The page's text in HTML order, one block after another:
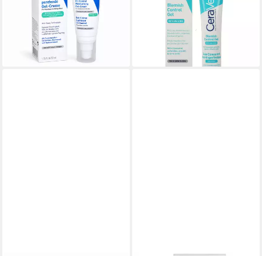
Control Gel-Creme, 52 ml
20,99 €
(403,65 €/ 1 l)
lieferbar - in 3-4 Werktagen bei dir
Unreinheiten Gel 40ml PZN
18168763
ab 19,09 €
(477,25 €/ 1 l)
lieferbar - in 3-4 Werktagen bei dir